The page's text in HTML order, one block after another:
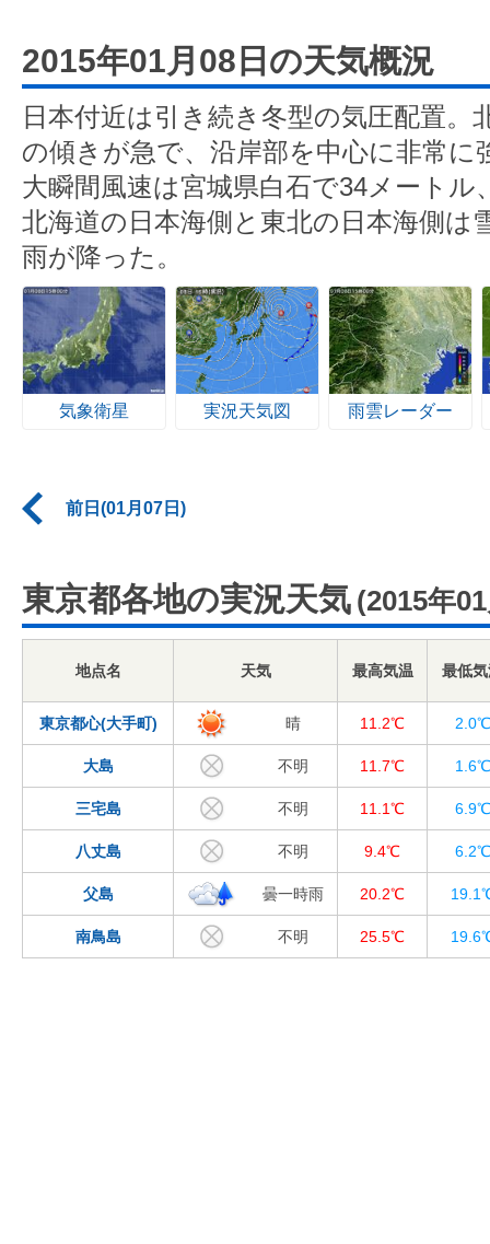
2015年01月08日の天気概況
日本付近は引き続き冬型の気圧配置。
の傾きが急で、沿岸部を中心に非常に
大瞬間風速は宮城県白石で34メートル
北海道の日本海側と東北の日本海側は
雨が降った。
気象衛星 実況天気図 雨雲レーダー
前日(01月07日)
東京都各地の実況天気 (2015年
地点名 天気 最高気温 最低
東京都心(大手町) 晴 11.2℃ 2.0℃
大島 不明 11.7℃ 1.6℃
三宅島 不明 11.1℃ 6.9℃
八丈島 不明 9.4℃ 6.2℃
父島 曇一時雨 20.2℃
南鳥島 不明 25.5℃